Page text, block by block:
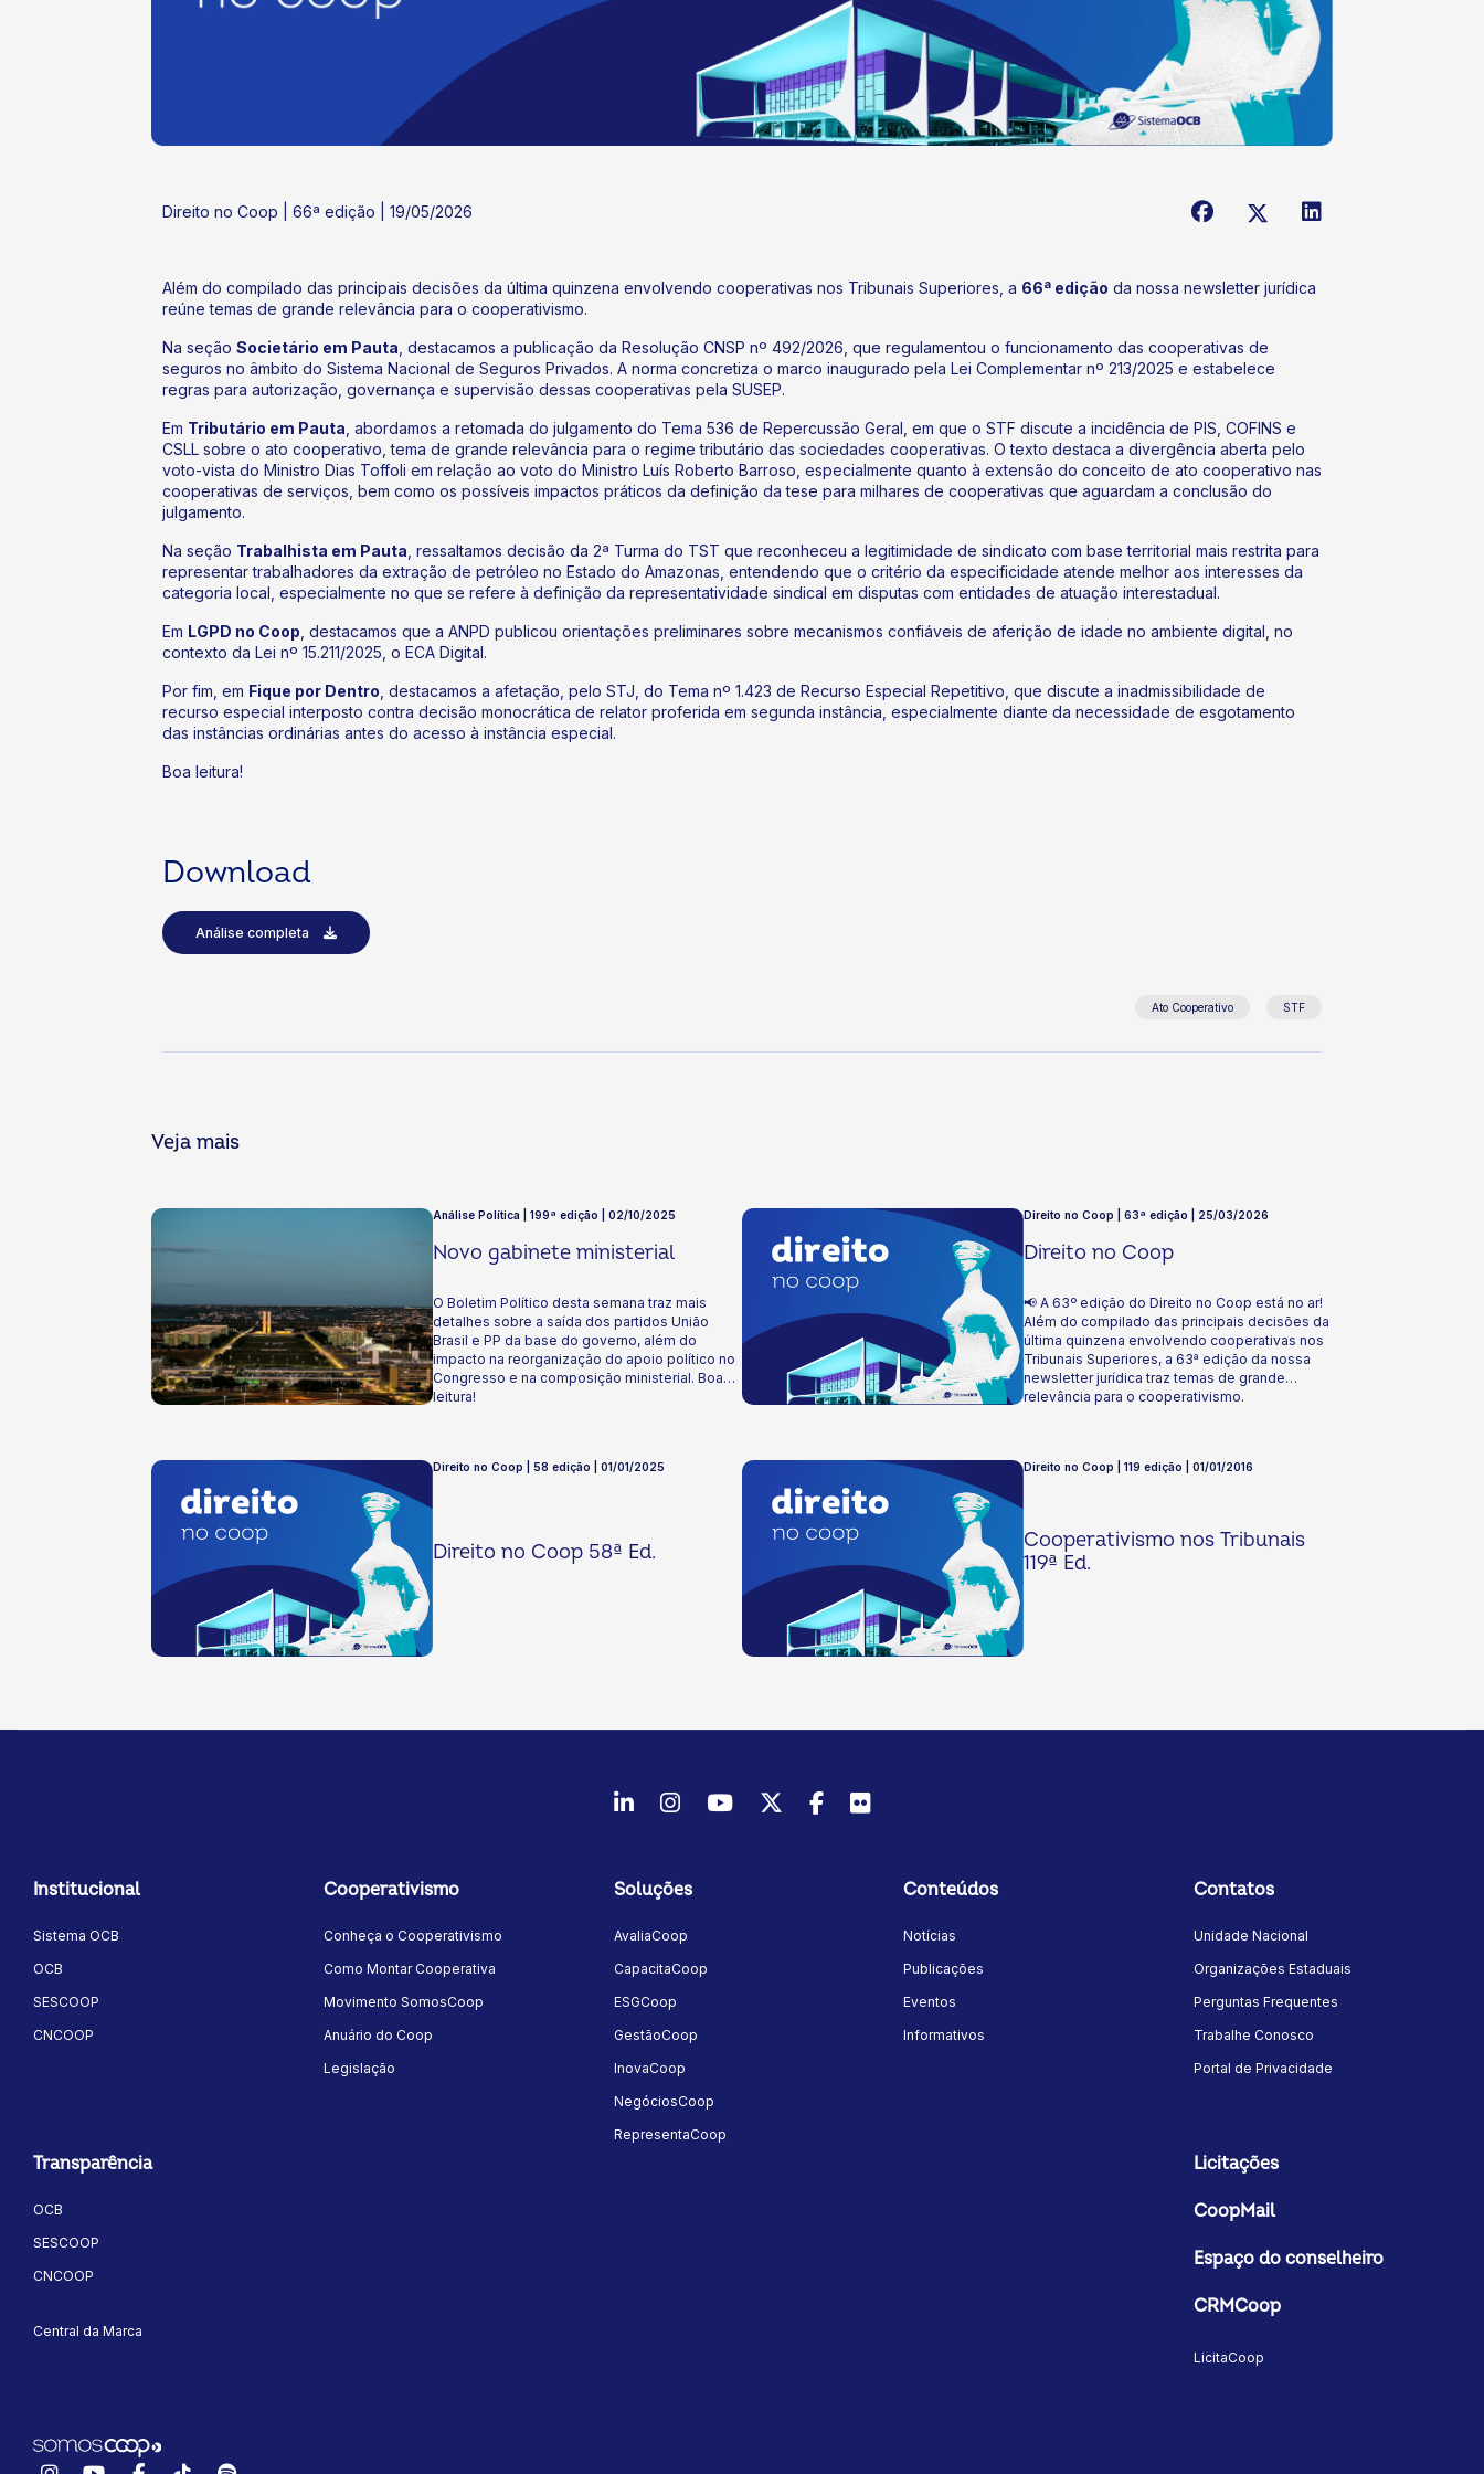
Direito no Coop | 66ª edição | 19/05/2026
Além do compilado das principais decisões da última quinzena envolvendo cooperativas nos Tribunais Superiores, a 66ª edição da nossa newsletter jurídica
reúne temas de grande relevância para o cooperativismo.
Na seção Societário em Pauta , destacamos a publicação da Resolução CNSP nº 492/2026, que regulamentou o funcionamento das cooperativas de
seguros no âmbito do Sistema Nacional de Seguros Privados. A norma concretiza o marco inaugurado pela Lei Complementar nº 213/2025 e estabelece
regras para autorização, governança e supervisão dessas cooperativas pela SUSEP.
Em Tributário em Pauta , abordamos a retomada do julgamento do Tema 536 de Repercussão Geral, em que o STF discute a incidência de PIS, COFINS e
CSLL sobre o ato cooperativo, tema de grande relevância para o regime tributário das sociedades cooperativas. O texto destaca a divergência aberta pelo
voto-vista do Ministro Dias Toffoli em relação ao voto do Ministro Luís Roberto Barroso, especialmente quanto à extensão do conceito de ato cooperativo nas
cooperativas de serviços, bem como os possíveis impactos práticos da definição da tese para milhares de cooperativas que aguardam a conclusão do
julgamento.
Na seção Trabalhista em Pauta , ressaltamos decisão da 2ª Turma do TST que reconheceu a legitimidade de sindicato com base territorial mais restrita para
representar trabalhadores da extração de petróleo no Estado do Amazonas, entendendo que o critério da especificidade atende melhor aos interesses da
categoria local, especialmente no que se refere à definição da representatividade sindical em disputas com entidades de atuação interestadual.
Em LGPD no Coop , destacamos que a ANPD publicou orientações preliminares sobre mecanismos confiáveis de aferição de idade no ambiente digital, no
contexto da Lei nº 15.211/2025, o ECA Digital.
Por fim, em Fique por Dentro , destacamos a afetação, pelo STJ, do Tema nº 1.423 de Recurso Especial Repetitivo, que discute a inadmissibilidade de
recurso especial interposto contra decisão monocrática de relator proferida em segunda instância, especialmente diante da necessidade de esgotamento
das instâncias ordinárias antes do acesso à instância especial.
Boa leitura!
Download
Análise completa
Ato Cooperativo STF
Veja mais
Análise Política | 199ª edição | 02/10/2025
Novo gabinete ministerial
O Boletim Político desta semana traz mais
detalhes sobre a saída dos partidos União
Brasil e PP da base do governo, além do
impacto na reorganização do apoio político no
Congresso e na composição ministerial. Boa
leitura!
Direito no Coop | 63ª edição | 25/03/2026
Direito no Coop
📢 A 63º edição do Direito no Coop está no ar!
Além do compilado das principais decisões da
última quinzena envolvendo cooperativas nos
Tribunais Superiores, a 63ª edição da nossa
newsletter jurídica traz temas de grande
relevância para o cooperativismo.
Direito no Coop | 58 edição | 01/01/2025
Direito no Coop 58ª Ed.
Direito no Coop | 119 edição | 01/01/2016
Cooperativismo nos Tribunais
119ª Ed.
LinkedInInstagram
YoutubeTwitter/X
Facebook
Flickr
Institucional
Sistema OCB
OCB
SESCOOP
CNCOOP
Cooperativismo
Conheça o Cooperativismo
Como Montar Cooperativa
Movimento SomosCoop
Anuário do Coop
Legislação
Soluções
AvaliaCoop
CapacitaCoop
ESGCoop
GestãoCoop
InovaCoop
NegóciosCoop
RepresentaCoop
Conteúdos
Notícias
Publicações
Eventos
Informativos
Contatos
Unidade Nacional
Organizações Estaduais
Perguntas Frequentes
Trabalhe Conosco
Portal de Privacidade
Transparência
OCB
SESCOOP
CNCOOP
Central da Marca
Licitações
CoopMail
Espaço do conselheiro
CRMCoop
LicitaCoop